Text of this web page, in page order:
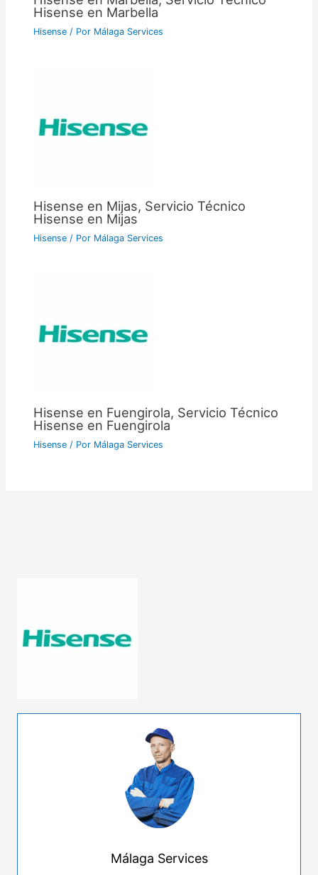
Hisense en Marbella
Hisense / Por Málaga Services
Hisense en Mijas, Servicio Técnico
Hisense en Mijas
Hisense / Por Málaga Services
Hisense en Fuengirola, Servicio Técnico
Hisense en Fuengirola
Hisense / Por Málaga Services
Málaga Services